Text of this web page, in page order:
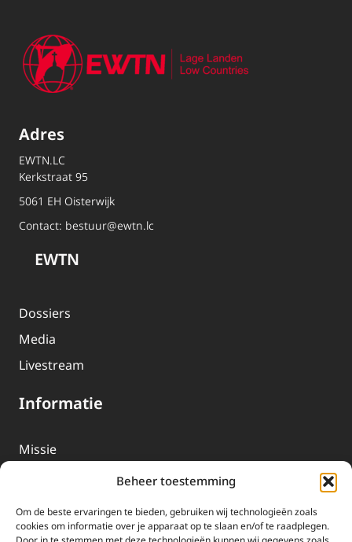
Beheer toestemming
Om de beste ervaringen te bieden, gebruiken wij technologieën zoals
cookies om informatie over je apparaat op te slaan en/of te raadplegen.
Adres
EWTN.LC
Kerkstraat 95
5061 EH Oisterwijk
Contact: bestuur@ewtn.lc
EWTN
Dossiers
Media
Livestream
Informatie
Missie
EWTN-Team